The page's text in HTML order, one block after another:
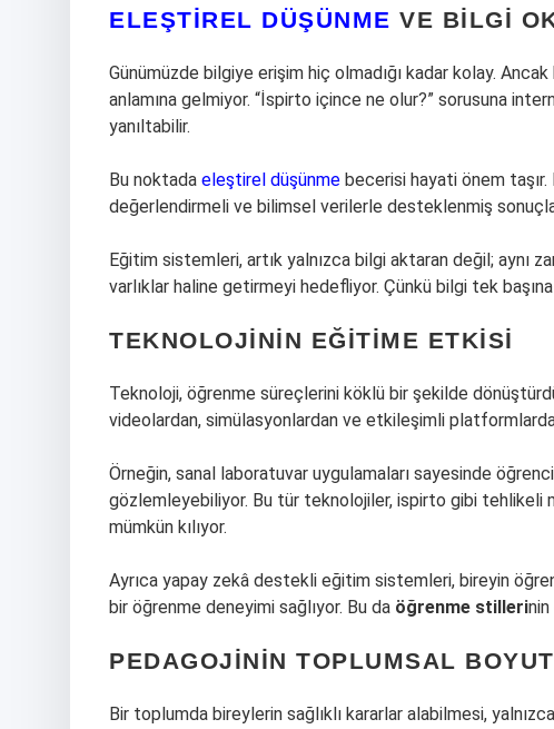
ELEŞTIREL DÜŞÜNME VE BILGI
Günümüzde bilgiye erişim hiç olmadığı kadar kolay.
anlamına gelmiyor. “İspirto içince ne olur?” sorusuna
yanıltabilir.
Bu noktada eleştirel düşünme becerisi hayati önem taşır.
değerlendirmeli ve bilimsel verilerle desteklenmiş
Eğitim sistemleri, artık yalnızca bilgi aktaran değil; aynı
varlıklar haline getirmeyi hedefliyor. Çünkü bilgi tek
TEKNOLOJININ EĞITIME ETKISI
Teknoloji, öğrenme süreçlerini köklü bir şekilde
videolardan, simülasyonlardan ve etkileşimli
Örneğin, sanal laboratuvar uygulamaları sayesinde
gözlemleyebiliyor. Bu tür teknolojiler, ispirto gibi tehlikeli
mümkün kılıyor.
Ayrıca yapay zekâ destekli eğitim sistemleri, bireyin
bir öğrenme deneyimi sağlıyor. Bu da öğrenme stilleri
PEDAGOJININ TOPLUMSAL
Bir toplumda bireylerin sağlıklı kararlar alabilmesi,